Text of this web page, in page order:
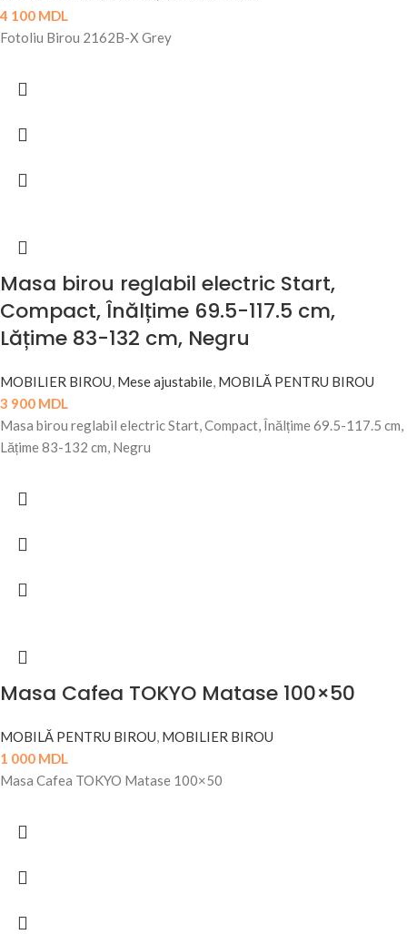
4 100 MDL
Fotoliu Birou 2162B-X Grey
Masa birou reglabil electric Start,
Compact, Înălțime 69.5-117.5 cm,
Lățime 83-132 cm, Negru
MOBILIER BIROU, Mese ajustabile, MOBILĂ PENTRU BIROU
3 900 MDL
Masa birou reglabil electric Start, Compact, Înălțime 69.5-117.5 cm,
Lățime 83-132 cm, Negru
Masa Cafea TOKYO Matase 100×50
MOBILĂ PENTRU BIROU, MOBILIER BIROU
1 000 MDL
Masa Cafea TOKYO Matase 100×50